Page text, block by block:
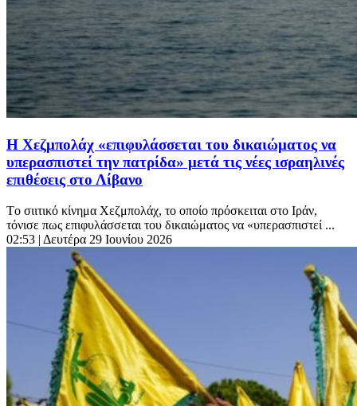
Η Χεζμπολάχ «επιφυλάσσεται του δικαιώματος να
υπερασπιστεί την πατρίδα» μετά τις νέες ισραηλινές
επιθέσεις στο Λίβανο
Tο σιιτικό κίνημα Χεζμπολάχ, το οποίο πρόσκειται στο Ιράν,
τόνισε πως επιφυλάσσεται του δικαιώματος να «υπερασπιστεί ...
02:53 | Δευτέρα 29 Ιουνίου 2026